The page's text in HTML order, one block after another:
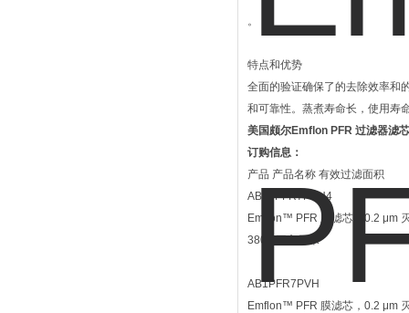
。
特点和优势
全面的验证确保了的去除效率和
和可靠性。蒸煮寿命长，使用寿
美国颇尔Emflon PFR 过滤器滤芯
订购信息：
产品 产品名称 有效过滤面积
AB05PFR7PVH4
Emflon™ PFR 膜滤芯，0.2 μm
3800 平方厘米
AB1PFR7PVH
Emflon™ PFR 膜滤芯，0.2 μm